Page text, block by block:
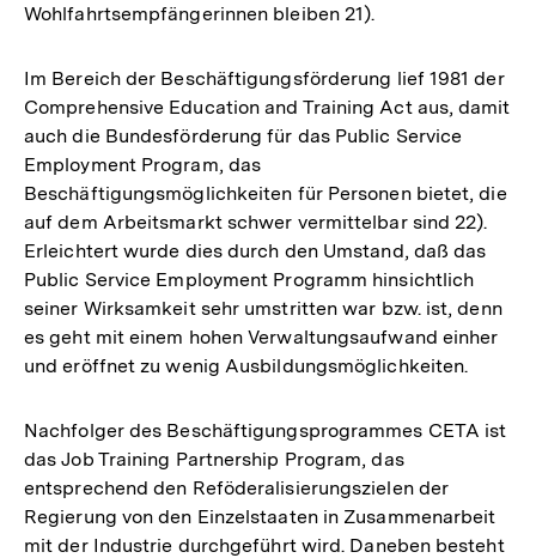
Fußnote
Wohlfahrtsempfängerinnen bleiben 21).
Im Bereich der Beschäftigungsförderung lief 1981 der
Comprehensive Education and Training Act aus, damit
auch die Bundesförderung für das Public Service
Employment Program, das
Beschäftigungsmöglichkeiten für Personen bietet, die
auf dem Arbeitsmarkt schwer vermittelbar sind 22).
Erleichtert wurde dies durch den Umstand, daß das
Public Service Employment Programm hinsichtlich
seiner Wirksamkeit sehr umstritten war bzw. ist, denn
es geht mit einem hohen Verwaltungsaufwand einher
und eröffnet zu wenig Ausbildungsmöglichkeiten.
Nachfolger des Beschäftigungsprogrammes CETA ist
das Job Training Partnership Program, das
entsprechend den Reföderalisierungszielen der
Regierung von den Einzelstaaten in Zusammenarbeit
mit der Industrie durchgeführt wird. Daneben besteht